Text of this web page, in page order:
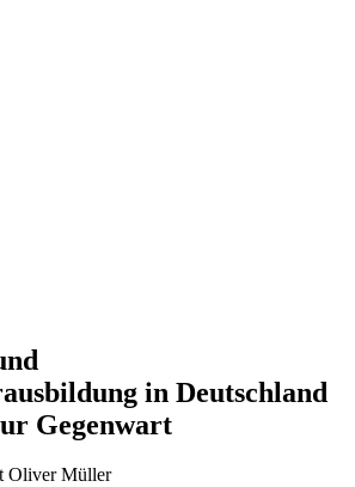
in Deutschland
Gegenwart
Oliver Müller